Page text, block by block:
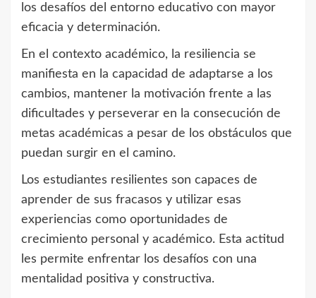
los desafíos del entorno educativo con mayor
eficacia y determinación.
En el contexto académico, la resiliencia se
manifiesta en la capacidad de adaptarse a los
cambios, mantener la motivación frente a las
dificultades y perseverar en la consecución de
metas académicas a pesar de los obstáculos que
puedan surgir en el camino.
Los estudiantes resilientes son capaces de
aprender de sus fracasos y utilizar esas
experiencias como oportunidades de
crecimiento personal y académico. Esta actitud
les permite enfrentar los desafíos con una
mentalidad positiva y constructiva.